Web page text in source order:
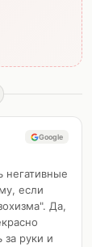
Google
негативные
если
Да,
за руки и